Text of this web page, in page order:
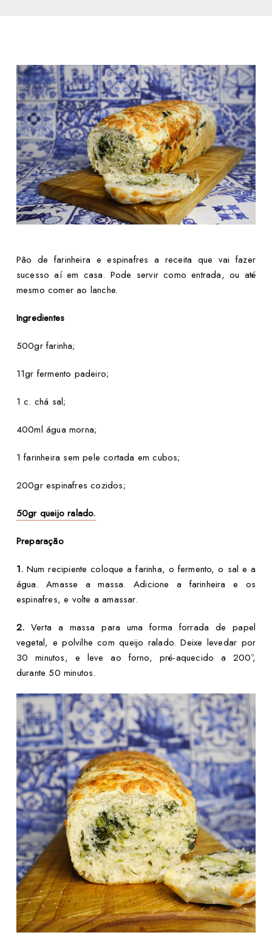
Pão de farinheira e espinafres a receita que vai fazer
sucesso aí em casa. Pode servir como entrada, ou até
mesmo comer ao lanche.
Ingredientes
500gr farinha;
11gr fermento padeiro;
1 c. chá sal;
400ml água morna;
1 farinheira sem pele cortada em cubos;
200gr espinafres cozidos;
50gr queijo ralado.
Preparação
1. Num recipiente coloque a farinha, o fermento, o sal e a
água. Amasse a massa. Adicione a farinheira e os
espinafres, e volte a amassar.
2. Verta a massa para uma forma forrada de papel
vegetal, e polvilhe com queijo ralado. Deixe levedar por
30 minutos, e leve ao forno, pré-aquecido a 200º,
durante 50 minutos.